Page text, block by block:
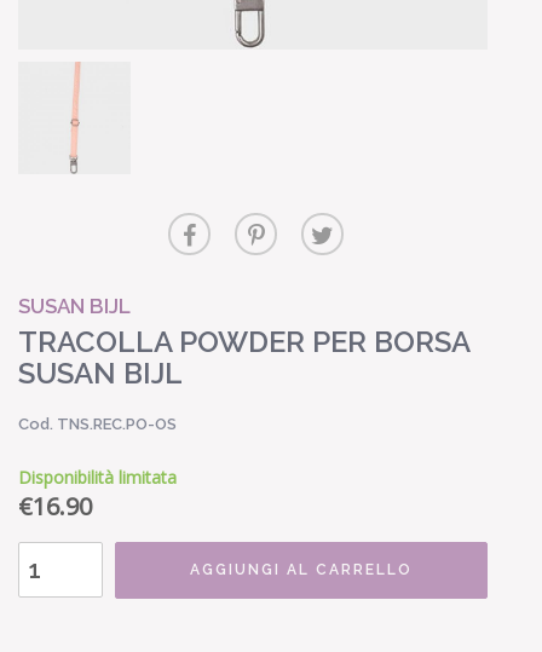
SUSAN BIJL
TRACOLLA POWDER PER BORSA
SUSAN BIJL
Cod. TNS.REC.PO-OS
Disponibilità limitata
€16.90
AGGIUNGI AL CARRELLO